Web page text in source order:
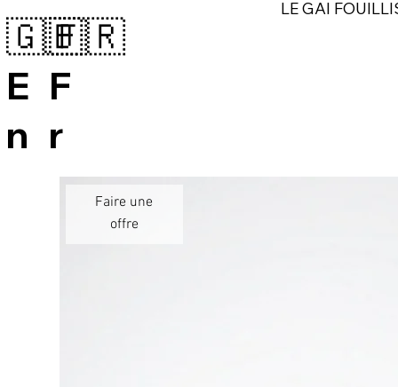
🇬🇧
E
n
🇫🇷
F
r
LE GAI
Faire une
offre